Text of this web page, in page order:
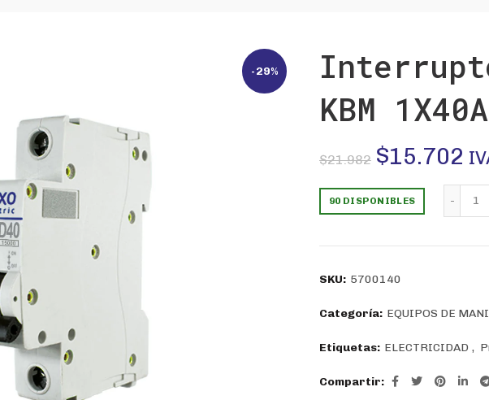
-29%
KBM
$21.982 El
precio
$15.702 El
90 DISPONIBLES
SKU: 5700140
Categoría: EQUIPOS DE
Etiquetas: ELECTRICIDAD ,
Compartir